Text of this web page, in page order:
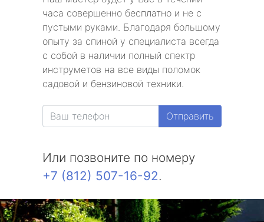
часа совершенно бесплатно и не с
пустыми руками. Благодаря большому
опыту за спиной у специалиста всегда
с собой в наличии полный спектр
инструметов на все виды поломок
садовой и бензиновой техники.
Отправить
Или позвоните по номеру
+7 (812) 507-16-92.